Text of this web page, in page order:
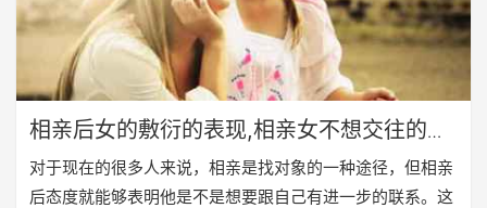
相亲后女的敷衍的表现,相亲女不想交往的举
止
对于现在的很多人来说，相亲是找对象的一种途径，但相亲
后态度就能够表明他是不是想要跟自己有进一步的联系。这